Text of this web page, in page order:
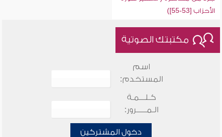
الأحزاب [53-55])
مكتبتك الصوتية
اسم
المستخدم:
كـلـــمـة
الـمـــــرور:
دخول المشتركين